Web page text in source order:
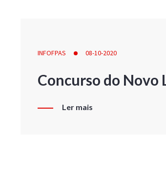
INFOFPAS 08-10-2020
Concurso do Novo
Ler mais